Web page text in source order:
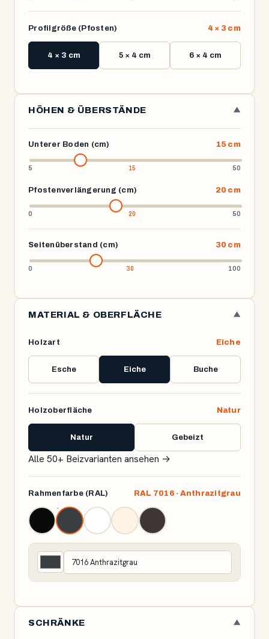
Profilgröße (Pfosten) 4 × 3 cm
4 × 3 cm 5 × 4 cm 6 × 4 cm
HÖHEN & ÜBERSTÄNDE ▼
Unterer Boden (cm) 15 cm
5 50
Pfostenverlängerung (cm) 20 cm
0 50
Seitenüberstand (cm) 30 cm
0 100
MATERIAL & OBERFLÄCHE ▼
Holzart Eiche
Esche Eiche Buche
Holzoberfläche Natur
Natur Gebeizt
Alle 50+ Beizvarianten ansehen →
Rahmenfarbe (RAL) RAL 7016 · Anthrazitgrau
SCHRÄNKE ▼